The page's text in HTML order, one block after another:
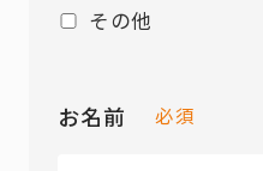
その他
お名前 必須